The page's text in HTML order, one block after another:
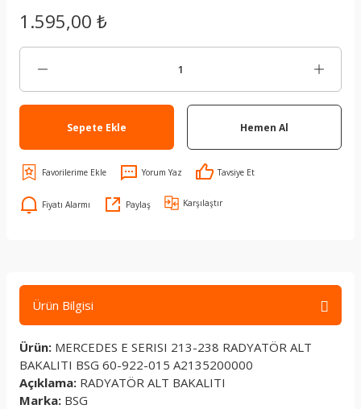
1.595,00 ₺
Sepete Ekle Hemen Al
Yorum Yaz Tavsiye Et
Fiyatı Alarmı Paylaş Karşılaştır
Ürün Bilgisi
Ürün: MERCEDES E SERISI 213-238 RADYATÖR ALT
BAKALITI BSG 60-922-015 A2135200000
Açıklama: RADYATÖR ALT BAKALITI
Marka: BSG